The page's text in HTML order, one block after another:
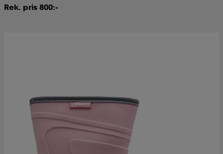
Rek. pris 800:-